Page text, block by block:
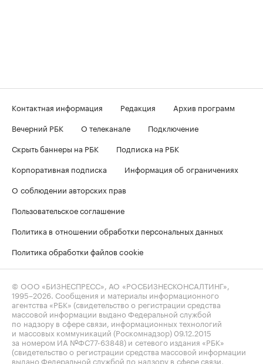
Контактная информация Редакция
Архив программ
Вечерний РБК
О телеканале
Подключение
Скрыть баннеры на РБК
Подписка на РБК
Корпоративная подписка
Информация об ограничениях
О соблюдении авторских прав
Пользовательское соглашение
Политика в отношении обработки персональных данных
Политика обработки файлов cookie
© ООО «БИЗНЕСПРЕСС», АО «РОСБИЗНЕСКОНСАЛТИНГ»,
1995–2026 . Сообщения и материалы информационного
агентства «РБК» (свидетельство о регистрации средства
массовой информации выдано Федеральной службой
по надзору в сфере связи, информационных технологий
и массовых коммуникаций (Роскомнадзор) 09.12.2015
за номером ИА №ФС77-63848) и сетевого издания «РБК»
(свидетельство о регистрации средства массовой информации
выдано Федеральной службой по надзору в сфере связи,